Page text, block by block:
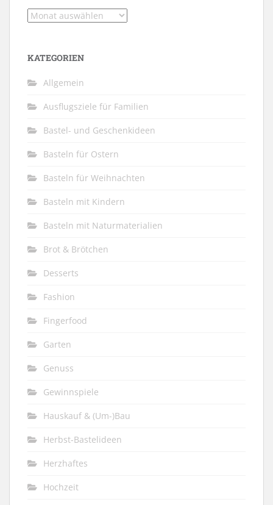
Archiv
KATEGORIEN
Allgemein
Ausflugsziele für Familien
Bastel- und Geschenkideen
Basteln für Ostern
Basteln für Weihnachten
Basteln mit Kindern
Basteln mit Naturmaterialien
Brot & Brötchen
Desserts
Fashion
Fingerfood
Garten
Genuss
Gewinnspiele
Hauskauf & (Um-)Bau
Herbst-Bastelideen
Herzhaftes
Hochzeit